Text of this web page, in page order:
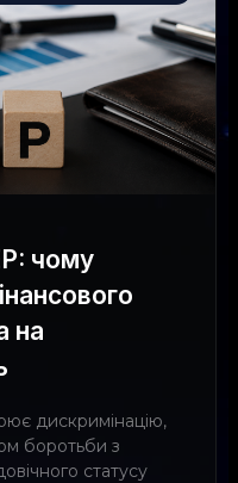
чому
на
дискримінацію,
боротьби з
статусу